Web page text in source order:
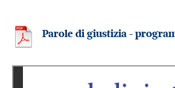
Parole di giustizia -